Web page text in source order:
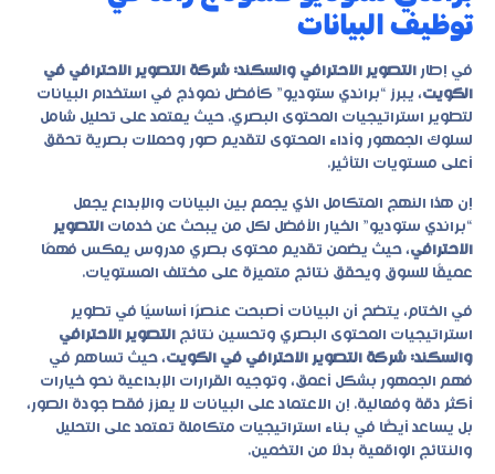
توظيف البيانات
في إطار التصوير الاحترافي والسكند: شركة التصوير الاحترافي في
الكويت، يبرز “براندي ستوديو” كأفضل نموذج في استخدام البيانات
لتطوير استراتيجيات المحتوى البصري. حيث يعتمد على تحليل شامل
لسلوك الجمهور وأداء المحتوى لتقديم صور وحملات بصرية تحقق
أعلى مستويات التأثير.
إن هذا النهج المتكامل الذي يجمع بين البيانات والإبداع يجعل
“براندي ستوديو” الخيار الأفضل لكل من يبحث عن خدمات التصوير
الاحترافي، حيث يضمن تقديم محتوى بصري مدروس يعكس فهمًا
عميقًا للسوق ويحقق نتائج متميزة على مختلف المستويات.
في الختام، يتضح أن البيانات أصبحت عنصرًا أساسيًا في تطوير
استراتيجيات المحتوى البصري وتحسين نتائج التصوير الاحترافي
والسكند: شركة التصوير الاحترافي في الكويت، حيث تساهم في
فهم الجمهور بشكل أعمق، وتوجيه القرارات الإبداعية نحو خيارات
أكثر دقة وفعالية. إن الاعتماد على البيانات لا يعزز فقط جودة الصور،
بل يساعد أيضًا في بناء استراتيجيات متكاملة تعتمد على التحليل
والنتائج الواقعية بدلًا من التخمين.